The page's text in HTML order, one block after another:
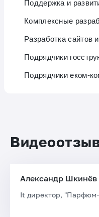
Поддержка и
Комплексные
Разработка сайтов
Подрядчики
Подрядчики еком-
Александр Шкинёв
It директор,